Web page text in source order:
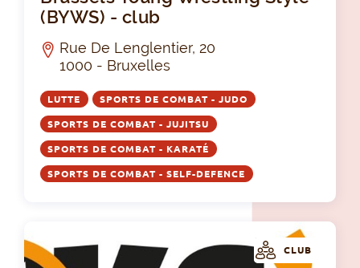
(BYWS) - club
Rue De Lenglentier, 20
1000 - Bruxelles
LUTTE SPORTS DE COMBAT - JUDO
SPORTS DE COMBAT - JUJITSU
SPORTS DE COMBAT - KARATÉ
SPORTS DE COMBAT - SELF-DEFENCE
CLUB